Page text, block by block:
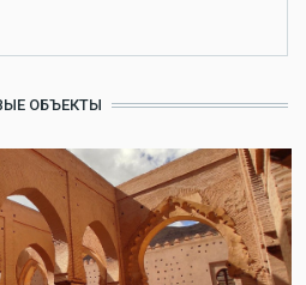
ОБЪЕКТЫ